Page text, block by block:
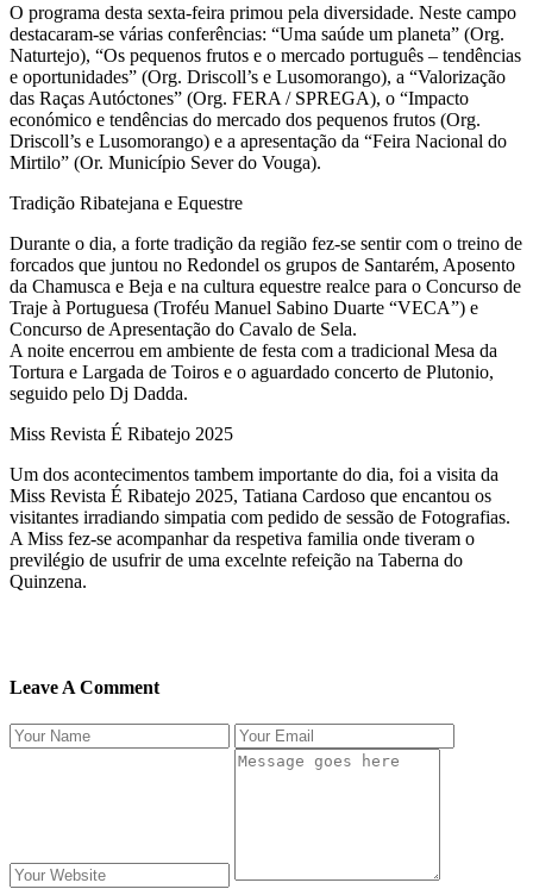
O programa desta sexta-feira primou pela diversidade. Neste campo
destacaram-se várias conferências: “Uma saúde um planeta” (Org.
Naturtejo), “Os pequenos frutos e o mercado português – tendências
e oportunidades” (Org. Driscoll’s e Lusomorango), a “Valorização
das Raças Autóctones” (Org. FERA / SPREGA), o “Impacto
económico e tendências do mercado dos pequenos frutos (Org.
Driscoll’s e Lusomorango) e a apresentação da “Feira Nacional do
Mirtilo” (Or. Município Sever do Vouga).
Tradição Ribatejana e Equestre
Durante o dia, a forte tradição da região fez-se sentir com o treino de
forcados que juntou no Redondel os grupos de Santarém, Aposento
da Chamusca e Beja e na cultura equestre realce para o Concurso de
Traje à Portuguesa (Troféu Manuel Sabino Duarte “VECA”) e
Concurso de Apresentação do Cavalo de Sela.
A noite encerrou em ambiente de festa com a tradicional Mesa da
Tortura e Largada de Toiros e o aguardado concerto de Plutonio,
seguido pelo Dj Dadda.
Miss Revista É Ribatejo 2025
Um dos acontecimentos tambem importante do dia, foi a visita da
Miss Revista É Ribatejo 2025, Tatiana Cardoso que encantou os
visitantes irradiando simpatia com pedido de sessão de Fotografias.
A Miss fez-se acompanhar da respetiva familia onde tiveram o
previlégio de usufrir de uma excelnte refeição na Taberna do
Quinzena.
Leave A Comment